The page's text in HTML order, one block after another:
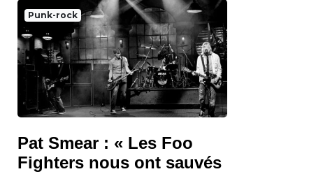
Punk-rock
Pat Smear : « Les Foo
Fighters nous ont sauvés